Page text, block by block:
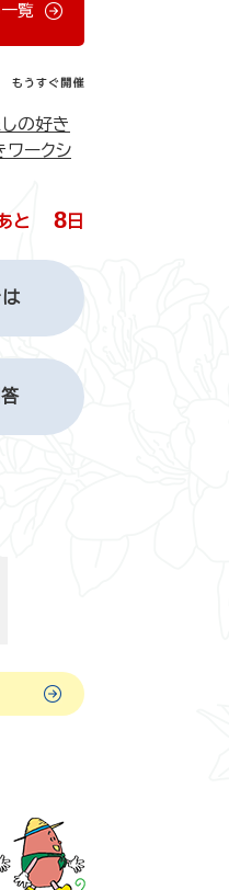
覧
しの好き
ワークシ
と 8日